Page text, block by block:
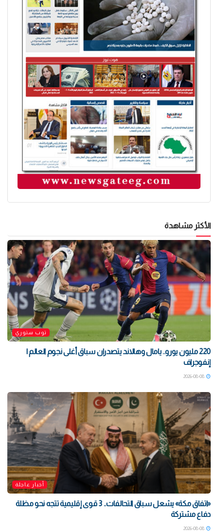
الأكثر مشاهدة
توب ستوري
220 مليون يورو.. يامال وهالاند يتصدران سباق أغلى نجوم العالم |
إنفوجراف
أخبار عاجلة
«اتفاق مكة» يشعل سباق التحالفات.. 3 قوى إقليمية تتجه نحو مظلة
دفاع مشتركة